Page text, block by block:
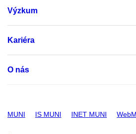
Výzkum
Kariéra
O nás
MUNI IS MUNI INET MUNI